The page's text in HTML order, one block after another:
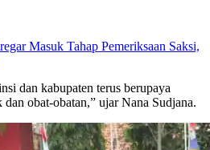
Masuk Tahap Pemeriksaan Saksi,
dan kabupaten terus berupaya
obat-obatan,” ujar Nana Sudjana.